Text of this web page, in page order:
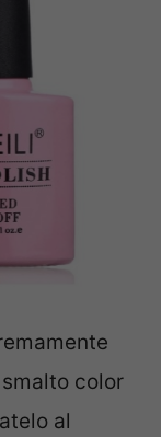
color
al